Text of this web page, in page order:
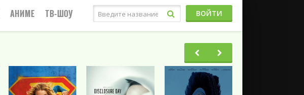
Семейный
Триллер
Приключения
Триллеры
АНИМЕ
Драма
Ужасы
Триллеры
ТВ-ШОУ ВОЙТИ